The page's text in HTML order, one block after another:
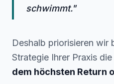
schwimmt."
Deshalb priorisieren wir
Strategie Ihrer Praxis die
dem höchsten Return